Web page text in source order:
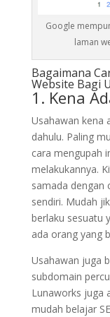
Google
laman
Bagaimana
Website Bagi
1. Kena
Usahawan kena
dahulu. Paling
cara mengupah
melakukannya.
samada dengan
sendiri. Mudah
berlaku sesuatu
ada orang yang
Usahawan juga
subdomain
Lunaworks juga
mudah belajar